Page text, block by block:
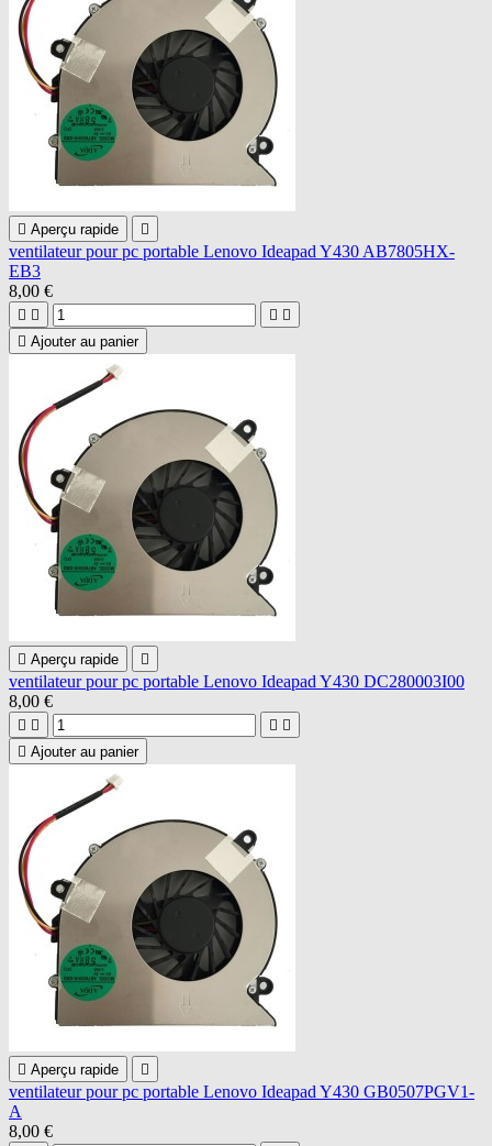
 Aperçu rapide 
ventilateur pour pc portable Lenovo Ideapad Y430 AB7805HX-
EB3
8,00 €
   
 Ajouter au panier
 Aperçu rapide 
ventilateur pour pc portable Lenovo Ideapad Y430 DC280003I00
8,00 €
   
 Ajouter au panier
 Aperçu rapide 
ventilateur pour pc portable Lenovo Ideapad Y430 GB0507PGV1-
A
8,00 €